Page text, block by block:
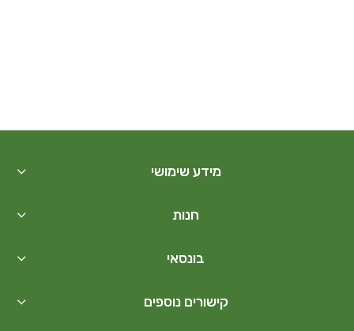
מידע שימושי
חנות
בונסאי
קישורים נוספים